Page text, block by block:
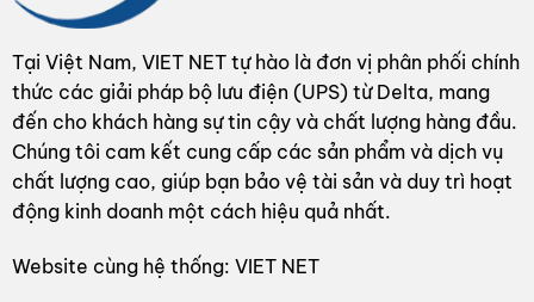
Tại Việt Nam, VIET NET tự hào là đơn vị phân phối chính
thức các giải pháp bộ lưu điện (UPS) từ Delta, mang
đến cho khách hàng sự tin cậy và chất lượng hàng đầu.
Chúng tôi cam kết cung cấp các sản phẩm và dịch vụ
chất lượng cao, giúp bạn bảo vệ tài sản và duy trì hoạt
động kinh doanh một cách hiệu quả nhất.
Website cùng hệ thống: VIET NET